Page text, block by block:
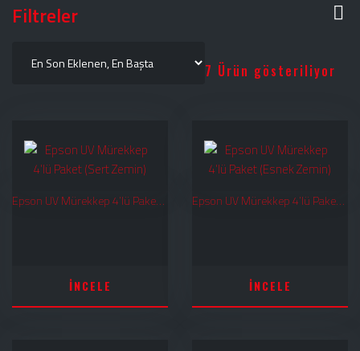
Filtreler
7 Ürün gösteriliyor
Epson UV Mürekkep 4’lü Paket (Sert Zemin)
İNCELE
Epson UV Mürekkep 4’lü Paket (Esnek Zemin)
İNCELE